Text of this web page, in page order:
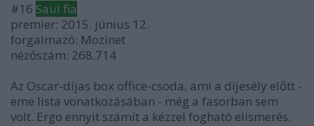
#16 Saul fia
premier: 2015. június 12.
forgalmazó: Mozinet
nézőszám: 268.714
Az Oscar-díjas box office-csoda, ami a díjesély előtt -
eme lista vonatkozásában - még a fasorban sem
volt. Ergo ennyit számít a kézzel fogható elismerés.